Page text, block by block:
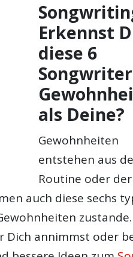
Erkennst
diese 6
als Deine?
Gewohnheiten
entstehen aus
Routine oder der
auch diese sechs
zustande.
Dich annimmst oder